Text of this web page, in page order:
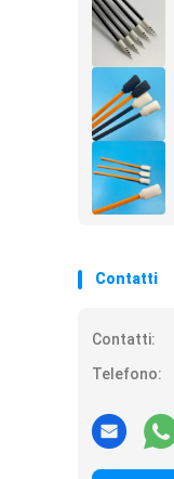
Contatti
Contatti:
Telefono: